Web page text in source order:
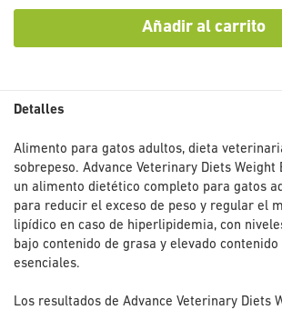
Añadir al carrito
Detalles
Alimento para gatos adultos, dieta
sobrepeso. Advance Veterinary Diets Weight
un alimento dietético completo para gatos
para reducir el exceso de peso y regular el
lipídico en caso de hiperlipidemia, con
bajo contenido de grasa y elevado
esenciales.
Los resultados de Advance Veterinary Diets